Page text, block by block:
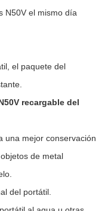
N50V el mismo día
el paquete del
recargable del
una mejor conservación
de metal
del portátil.